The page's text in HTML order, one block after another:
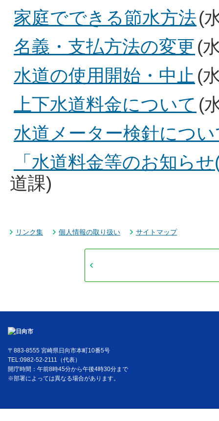
家庭でできる節水方法(
名義・支払方法の変更(
水道の使用開始・中止 (
上下水道料金について (
水道メーター検針につ
「水道料金等のお知ら
道課)
リンク集 個人情報の取り扱い サイトマップ
〒883-8555 宮崎県日向市本町10番5号
TEL:0982-52-2111（代表）
開庁時間：午前8時45分から午後4時30分まで
※部署によっては異なる場合があります。